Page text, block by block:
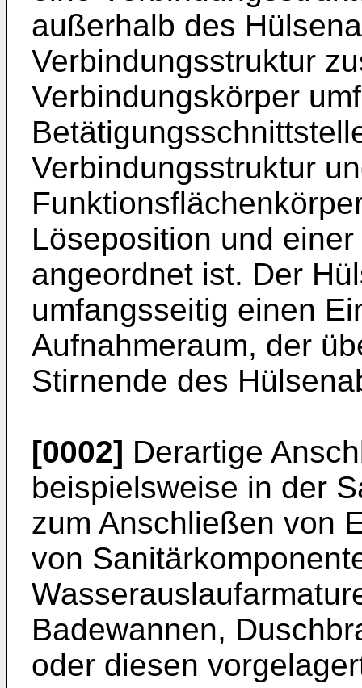
außerhalb des
Verbindungsstruktur
Verbindungskörper
Verbindungsstruktur
Löseposition und
angeordnet ist. Der
umfangsseitig einen
Aufnahmeraum, der
Stirnende des
[0002] Derartige
beispielsweise in der
zum Anschließen von
von
Badewannen,
oder diesen